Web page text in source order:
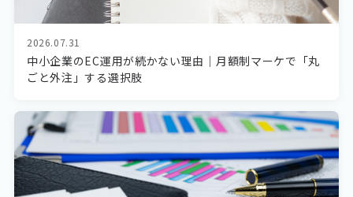
2026.07.31
中小企業のEC運用が続かない理由｜月額制マーケで「丸
ごと外注」する選択肢